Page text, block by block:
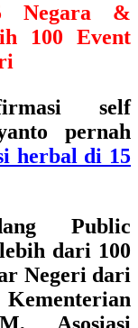
Negara &
100 Event
self
pernah
herbal di 15
Public
dari 100
Negeri dari
Kementerian